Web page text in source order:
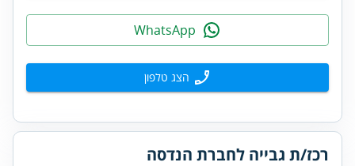
הצג טלפון
רכז/ת גבייה לחברת הנדסה